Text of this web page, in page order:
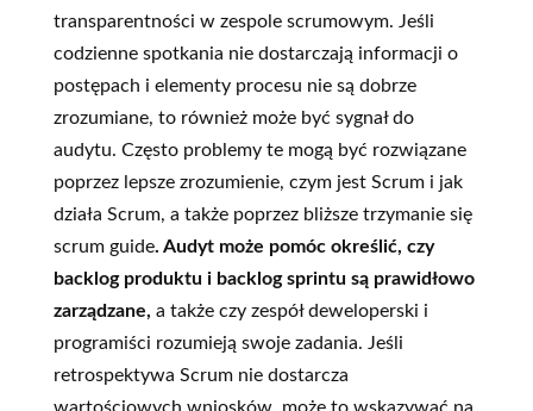
transparentności w zespole scrumowym. Jeśli
codzienne spotkania nie dostarczają informacji o
postępach i elementy procesu nie są dobrze
zrozumiane, to również może być sygnał do
audytu. Często problemy te mogą być rozwiązane
poprzez lepsze zrozumienie, czym jest Scrum i jak
działa Scrum, a także poprzez bliższe trzymanie się
scrum guide. Audyt może pomóc określić, czy
backlog produktu i backlog sprintu są prawidłowo
zarządzane, a także czy zespół deweloperski i
programiści rozumieją swoje zadania. Jeśli
retrospektywa Scrum nie dostarcza